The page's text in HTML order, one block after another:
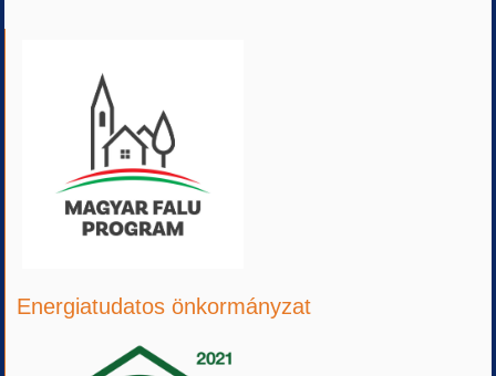
Energiatudatos önkormányzat